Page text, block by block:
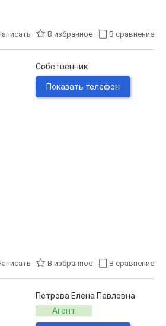
В избранное В сравнение
Собственник
Показать телефон
В избранное В сравнение
Петрова Елена Павловна
Агент